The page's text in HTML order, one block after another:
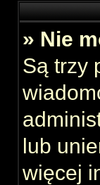
» Nie
Są trzy
lub
więcej